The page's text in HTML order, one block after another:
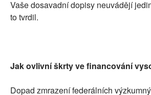
Vaše dosavadní dopisy neuvádějí
to tvrdil.
Jak ovlivní škrty ve financování
Dopad zmrazení federálních